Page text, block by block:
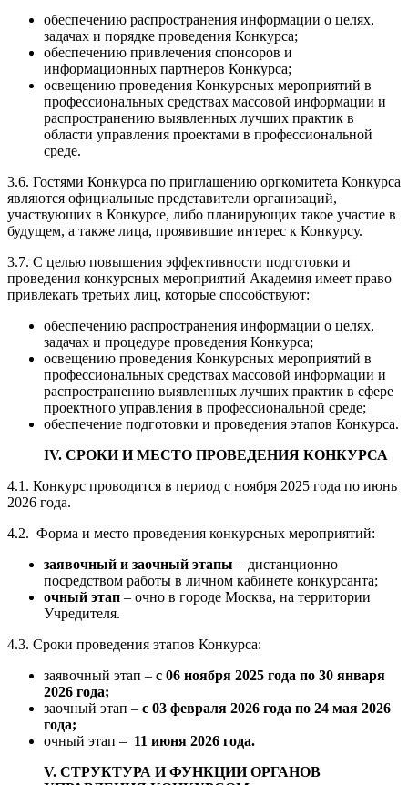
обеспечению распространения информации о целях,
задачах и порядке проведения Конкурса;
обеспечению привлечения спонсоров и
информационных партнеров Конкурса;
освещению проведения Конкурсных мероприятий в
профессиональных средствах массовой информации и
распространению выявленных лучших практик в
области управления проектами в профессиональной
среде.
3.6. Гостями Конкурса по приглашению оргкомитета Конкурса
являются официальные представители организаций,
участвующих в Конкурсе, либо планирующих такое участие в
будущем, а также лица, проявившие интерес к Конкурсу.
3.7. С целью повышения эффективности подготовки и
проведения конкурсных мероприятий Академия имеет право
привлекать третьих лиц, которые способствуют:
обеспечению распространения информации о целях,
задачах и процедуре проведения Конкурса;
освещению проведения Конкурсных мероприятий в
профессиональных средствах массовой информации и
распространению выявленных лучших практик в сфере
проектного управления в профессиональной среде;
обеспечение подготовки и проведения этапов Конкурса.
IV. СРОКИ И МЕСТО ПРОВЕДЕНИЯ КОНКУРСА
4.1. Конкурс проводится в период с ноября 2025 года по июнь
2026 года.
4.2. Форма и место проведения конкурсных мероприятий:
заявочный и заочный этапы – дистанционно
посредством работы в личном кабинете конкурсанта;
очный этап – очно в городе Москва, на территории
Учредителя.
4.3. Сроки проведения этапов Конкурса:
заявочный этап – с 06 ноября 2025 года по 30 января
2026 года;
заочный этап – с 03 февраля 2026 года по 24 мая 2026
года;
очный этап – 11 июня 2026 года.
V. СТРУКТУРА И ФУНКЦИИ ОРГАНОВ